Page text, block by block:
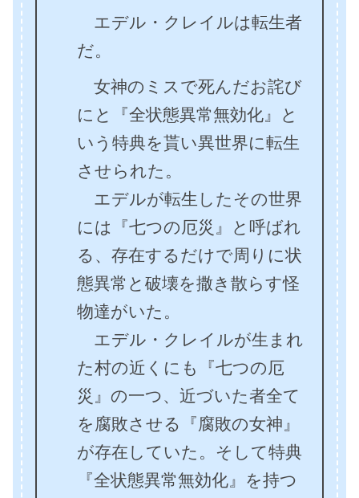
エデル・クレイルは転生者
だ。
女神のミスで死んだお詫び
にと『全状態異常無効化』と
いう特典を貰い異世界に転生
させられた。
エデルが転生したその世界
には『七つの厄災』と呼ばれ
る、存在するだけで周りに状
態異常と破壊を撒き散らす怪
物達がいた。
エデル・クレイルが生まれ
た村の近くにも『七つの厄
災』の一つ、近づいた者全て
を腐敗させる『腐敗の女神』
が存在していた。そして特典
『全状態異常無効化』を持つ